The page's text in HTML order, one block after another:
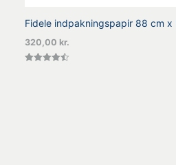
Fidele indpakningspapir 88 cm
320,00 kr.